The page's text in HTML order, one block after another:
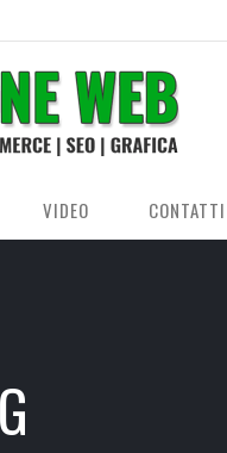
VIDEO CONTATTI